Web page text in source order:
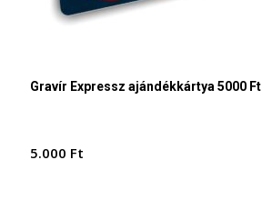
Gravír Expressz ajándékkártya 5000 Ft
5.000 Ft